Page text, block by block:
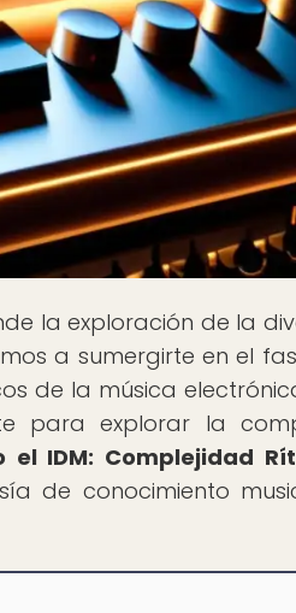
la exploración de la
a sumergirte en el
de la música
para explorar la
el IDM: Complejidad
de conocimiento